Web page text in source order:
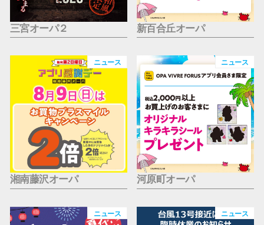
三宮オーパ２ 新百合丘オーパ
ニュース
湘南藤沢オーパ
ニュース
河原町オーパ
ニュース ニュース